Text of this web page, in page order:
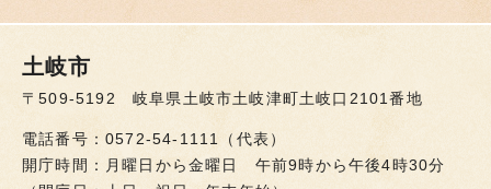
土岐市
〒509-5192 岐阜県土岐市土岐津町土岐口2101番地
電話番号：0572-54-1111（代表）
開庁時間：月曜日から金曜日 午前9時から午後4時30分